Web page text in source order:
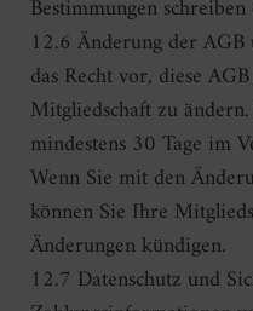
Bestimmungen
12.6 Änderung der
das Recht vor, diese
Mitgliedschaft zu
mindestens 30 Tage im
Wenn Sie mit den
können Sie Ihre
Änderungen kündigen.
12.7 Datenschutz und